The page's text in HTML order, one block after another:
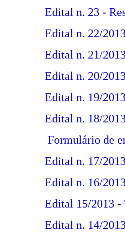
Edital n. 23 -
Edital n. 22/
Edital n. 21/
Edital n. 20/
Edital n. 19/
Edital n. 18/
Formulário de
Edital n. 17/
Edital n. 16/
Edital 15/2013 -
Edital n. 14/